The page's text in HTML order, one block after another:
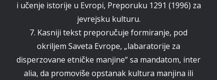
i učenje istorije u Evropi, Preporuku 1291 (1996) za
jevrejsku kulturu.
7. Kasniji tekst preporučuje formiranje, pod
okriljem Saveta Evrope, „labaratorije za
disperzovane etničke manjine“ sa mandatom, inter
alia, da promoviše opstanak kultura manjina ili